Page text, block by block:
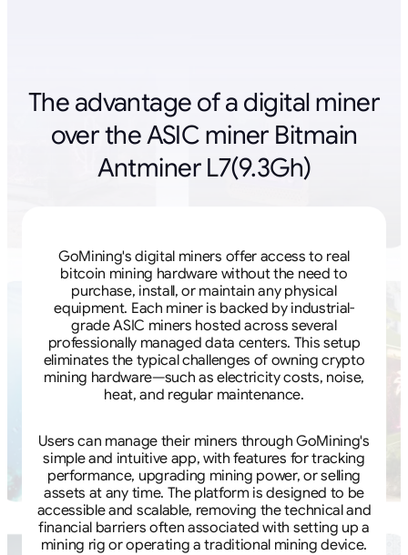
The advantage of a digital miner
over the ASIC miner Bitmain
Antminer L7(9.3Gh)
GoMining's digital miners offer access to real
bitcoin mining hardware without the need to
purchase, install, or maintain any physical
equipment. Each miner is backed by industrial-
grade ASIC miners hosted across several
professionally managed data centers. This setup
eliminates the typical challenges of owning crypto
mining hardware—such as electricity costs, noise,
heat, and regular maintenance.
Users can manage their miners through GoMining's
simple and intuitive app, with features for tracking
performance, upgrading mining power, or selling
assets at any time. The platform is designed to be
accessible and scalable, removing the technical and
financial barriers often associated with setting up a
mining rig or operating a traditional mining device.